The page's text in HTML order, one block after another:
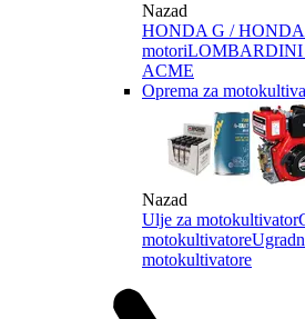
Nazad
HONDA G /
motoriLOMBARDINI
ACME
Oprema za
Nazad
Ulje za motokultivator
motokultivatore
motokultivatore